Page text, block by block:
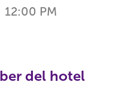
12:00 PM
del hotel